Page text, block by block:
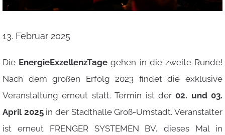
13. Februar 2025
Die EnergieExzellenzTage gehen in die zweite Runde!
Nach dem großen Erfolg 2023 findet die exklusive
Veranstaltung erneut statt. Termin ist der02. und 03.
April 2025in der Stadthalle Groß-Umstadt. Veranstalter
ist erneut FRENGER SYSTEMEN BV, dieses Mal in